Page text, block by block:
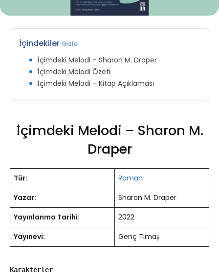
İçindekiler Gizle
İçimdeki Melodi – Sharon M. Draper
İçimdeki Melodi Özeti
İçimdeki Melodi – Kitap Açıklaması
İçimdeki Melodi – Sharon M.
Draper
Tür:
Roman
Yazar:
Sharon M. Draper
Yayınlanma Tarihi:
2022
Yayınevi:
Genç Timaş
Karakterler